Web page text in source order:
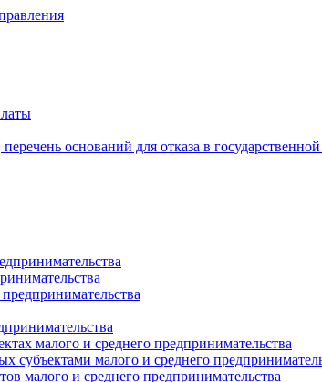
оснований для отказа в
малого и среднего предпринимательства
субъектами малого и среднего
малого и среднего предпринимательства